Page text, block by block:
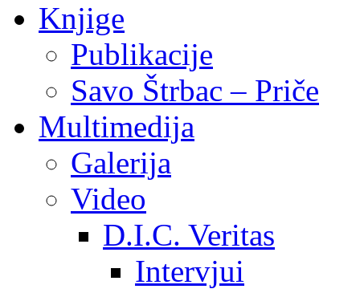
Knjige
Publikacije
Savo Štrbac – Priče
Multimedija
Galerija
Video
D.I.C. Veritas
Intervjui